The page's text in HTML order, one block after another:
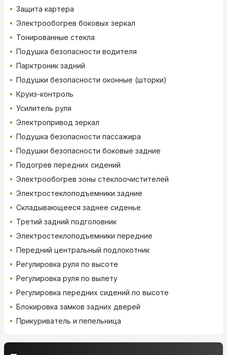
Защита картера
Электрообогрев боковых зеркал
Тонированные стекла
Подушка безопасности водителя
Парктроник задний
Подушки безопасности оконные (шторки)
Круиз-контроль
Усилитель руля
Электропривод зеркал
Подушка безопасности пассажира
Подушки безопасности боковые задние
Подогрев передних сидений
Электрообогрев зоны стеклоочистителей
Электростеклоподъемники задние
Складывающееся заднее сиденье
Третий задний подголовник
Электростеклоподъемники передние
Передний центральный подлокотник
Регулировка руля по высоте
Регулировка руля по вылету
Регулировка передних сидений по высоте
Блокировка замков задних дверей
Прикуриватель и пепельница